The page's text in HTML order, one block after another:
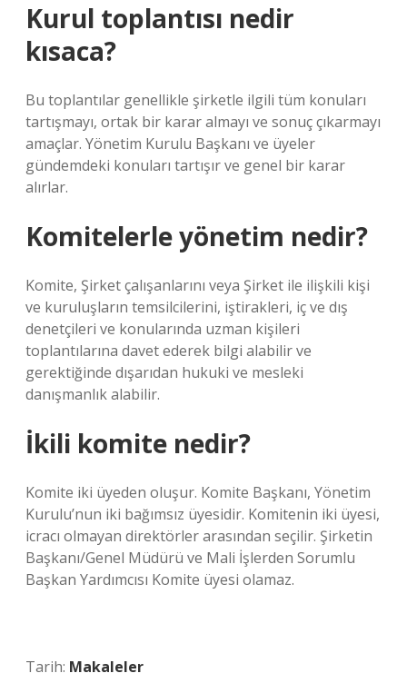
Kurul toplantısı nedir
kısaca?
Bu toplantılar genellikle şirketle ilgili tüm konuları
tartışmayı, ortak bir karar almayı ve sonuç çıkarmayı
amaçlar. Yönetim Kurulu Başkanı ve üyeler
gündemdeki konuları tartışır ve genel bir karar
alırlar.
Komitelerle yönetim nedir?
Komite, Şirket çalışanlarını veya Şirket ile ilişkili kişi
ve kuruluşların temsilcilerini, iştirakleri, iç ve dış
denetçileri ve konularında uzman kişileri
toplantılarına davet ederek bilgi alabilir ve
gerektiğinde dışarıdan hukuki ve mesleki
danışmanlık alabilir.
İkili komite nedir?
Komite iki üyeden oluşur. Komite Başkanı, Yönetim
Kurulu’nun iki bağımsız üyesidir. Komitenin iki üyesi,
icracı olmayan direktörler arasından seçilir. Şirketin
Başkanı/Genel Müdürü ve Mali İşlerden Sorumlu
Başkan Yardımcısı Komite üyesi olamaz.
Tarih: Makaleler